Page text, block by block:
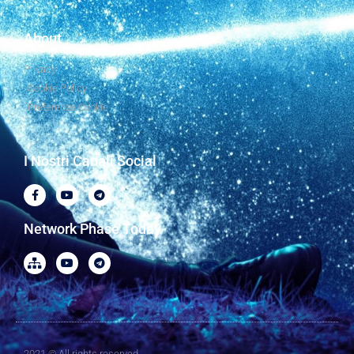
About
Privacy
Cookie Policy
Preferenze Cookie
I Nostri Canali Social
Network Phase Today